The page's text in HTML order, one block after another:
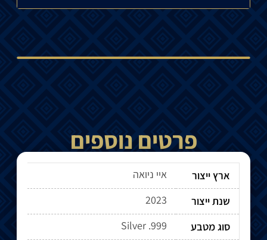
פרטים נוספים
ארץ ייצור
איי ניואה
שנת ייצור
2023
סוג מטבע
Silver .999